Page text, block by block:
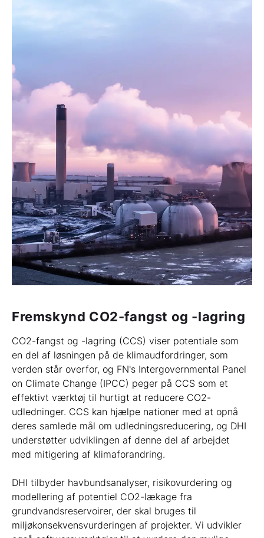
Fremskynd CO2-fangst og -lagring
CO2-fangst og -lagring (CCS) viser potentiale som
en del af løsningen på de klimaudfordringer, som
verden står overfor, og FN's Intergovernmental Panel
on Climate Change (IPCC) peger på CCS som et
effektivt værktøj til hurtigt at reducere CO2-
udledninger. CCS kan hjælpe nationer med at opnå
deres samlede mål om udledningsreducering, og DHI
understøtter udviklingen af denne del af arbejdet
med mitigering af klimaforandring.
DHI tilbyder havbundsanalyser, risikovurdering og
modellering af potentiel CO2-lækage fra
grundvandsreservoirer, der skal bruges til
miljøkonsekvensvurderingen af projekter. Vi udvikler